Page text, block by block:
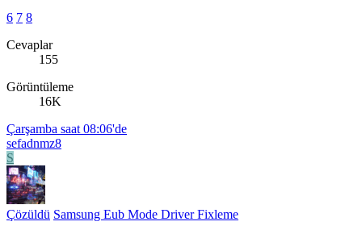
6 7 8
Cevaplar
155
Görüntüleme
16K
Çarşamba saat 08:06'de
sefadnmz8
S
Çözüldü Samsung Eub Mode Driver Fixleme